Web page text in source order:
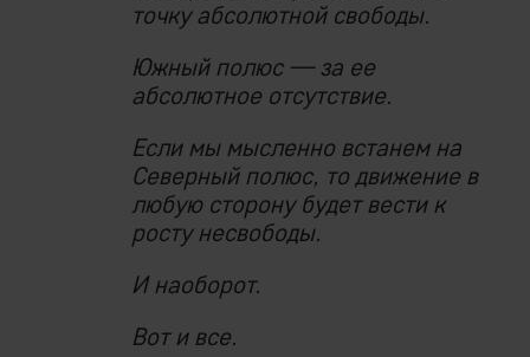
точку абсолютной свободы.
Южный полюс — за ее
абсолютное отсутствие.
Если мы мысленно встанем на
Северный полюс, то движение в
любую сторону будет вести к
росту несвободы.
И наоборот.
Вот и все.